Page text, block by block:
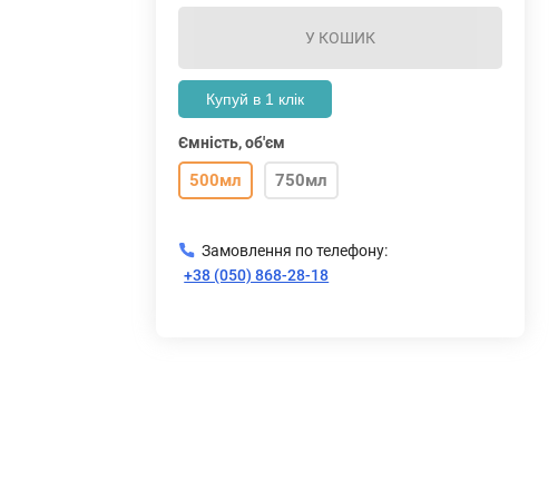
У КОШИК
Купуй в 1 клік
Ємність, об'єм
500мл 750мл
Замовлення по телефону:
+38 (050) 868-28-18